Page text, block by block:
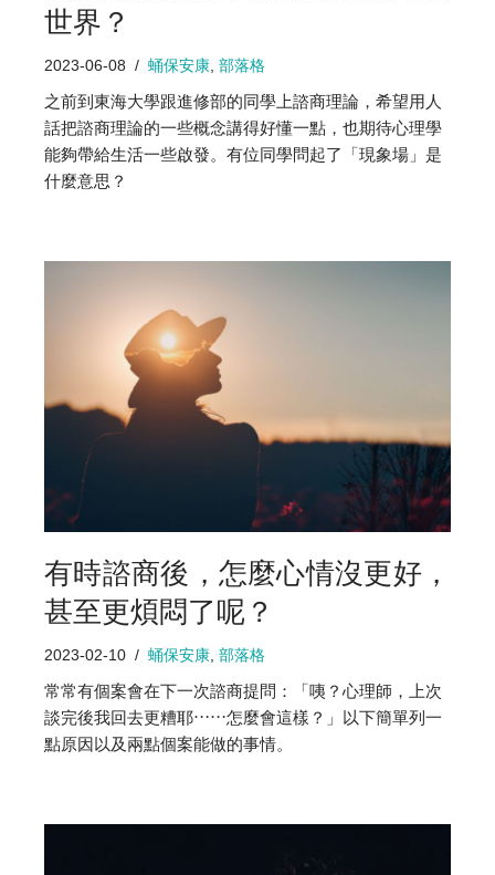
世界？
2023-06-08 蛹保安康 部落格
之前到東海大學跟進修部的同學上諮商理論，希望用人
話把諮商理論的一些概念講得好懂一點，也期待心理學
能夠帶給生活一些啟發。有位同學問起了「現象場」是
什麼意思？
有時諮商後，怎麼心情沒更好，
甚至更煩悶了呢？
2023-02-10 蛹保安康 部落格
常常有個案會在下一次諮商提問：「咦？心理師，上次
談完後我回去更糟耶⋯⋯怎麼會這樣？」以下簡單列一
點原因以及兩點個案能做的事情。